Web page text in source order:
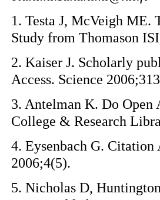
1. Testa J, McVeigh ME.
Study from Thomason
2. Kaiser J. Scholarly
Access. Science
3. Antelman K. Do Open
College & Research
4. Eysenbach G.
2006;4(5).
5. Nicholas D,